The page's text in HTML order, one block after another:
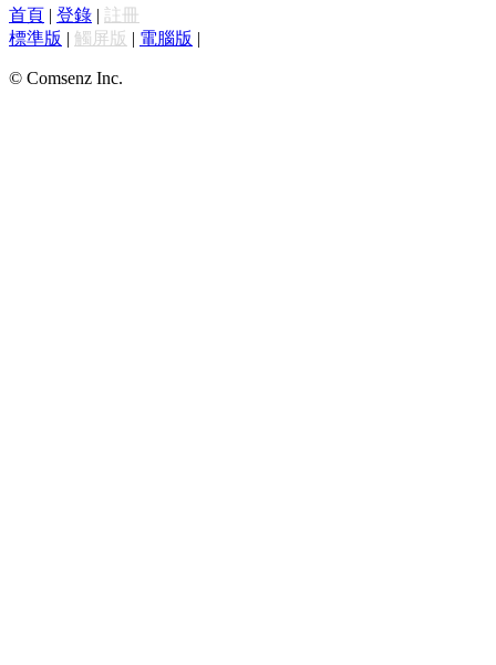
首頁 | 登錄 | 註冊
標準版 | 觸屏版 | 電腦版 |
© Comsenz Inc.